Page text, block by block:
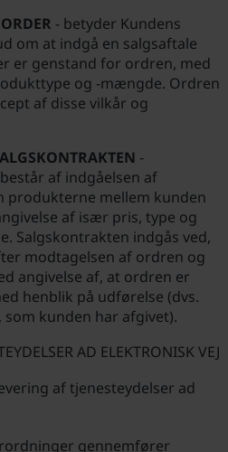
- betyder Kundens
om at indgå en salgsaftale
er genstand for ordren, med
og -mængde. Ordren
af disse vilkår og
-
af indgåelsen af
produkterne mellem kunden
af især pris, type og
Salgskontrakten indgås ved,
modtagelsen af ordren og
angivelse af, at ordren er
henblik på udførelse (dvs.
kunden har afgivet).
AD ELEKTRONISK VEJ
af tjenesteydelser ad
gennemfører